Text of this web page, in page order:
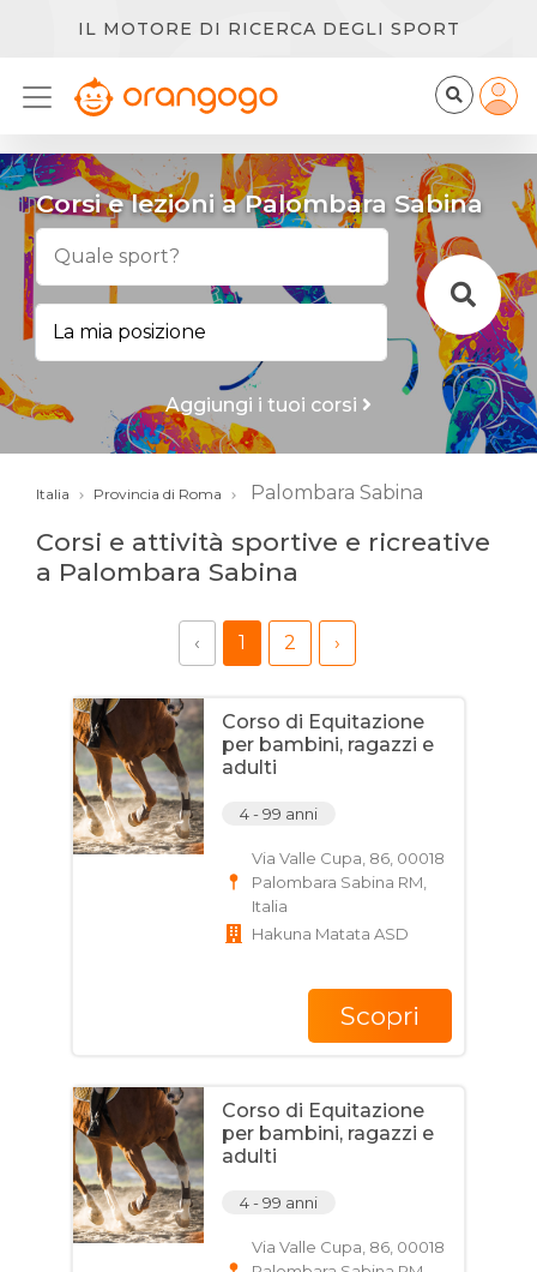
IL MOTORE DI RICERCA DEGLI SPORT
Corsi e lezioni a Palombara Sabina
Aggiungi i tuoi corsi
Italia Provincia di Roma Palombara Sabina
Corsi e attività sportive e ricreative
a Palombara Sabina
‹ 1 2 ›
Corso di Equitazione
per bambini, ragazzi e
adulti
4 - 99 anni
Via Valle Cupa, 86, 00018
Palombara Sabina RM,
Italia
Hakuna Matata ASD
Scopri
Corso di Equitazione
per bambini, ragazzi e
adulti
4 - 99 anni
Via Valle Cupa, 86, 00018